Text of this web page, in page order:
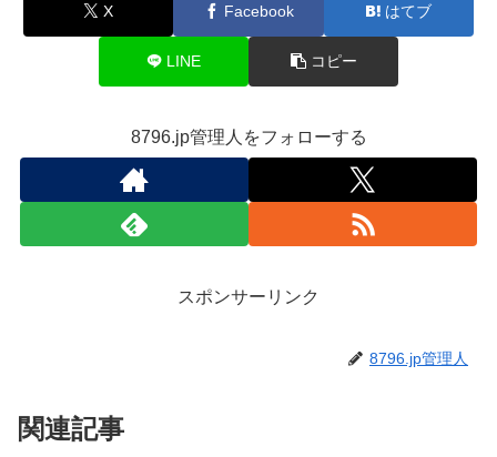
X Facebook はてブ
LINE コピー
8796.jp管理人をフォローする
スポンサーリンク
8796.jp管理人
関連記事